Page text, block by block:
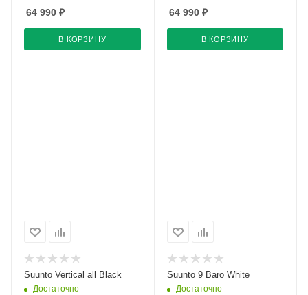
64 990 ₽
В КОРЗИНУ
64 990₽
В КОРЗИНУ
Suunto Vertical all Black
Достаточно
Suunto 9 Baro White
Достаточно